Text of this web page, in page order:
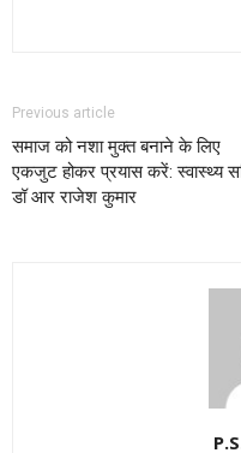
Previous article
समाज को नशा मुक्त बनाने के लिए
एकजुट होकर प्रयास करें: स्वास्थ्य
डॉ आर राजेश कुमार